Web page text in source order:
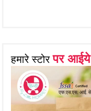
हमारे स्टोरपर आईये